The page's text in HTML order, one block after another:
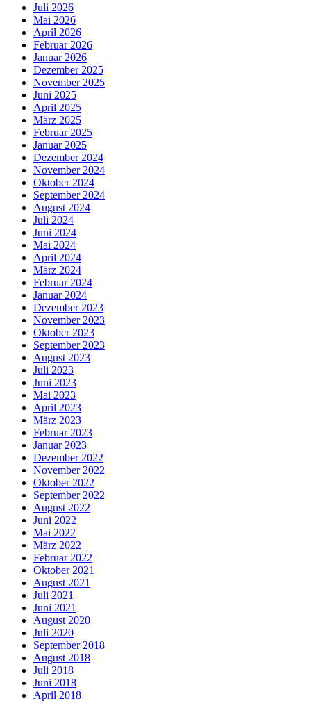
Juli 2026
Mai 2026
April 2026
Februar 2026
Januar 2026
Dezember 2025
November 2025
Juni 2025
April 2025
März 2025
Februar 2025
Januar 2025
Dezember 2024
November 2024
Oktober 2024
September 2024
August 2024
Juli 2024
Juni 2024
Mai 2024
April 2024
März 2024
Februar 2024
Januar 2024
Dezember 2023
November 2023
Oktober 2023
September 2023
August 2023
Juli 2023
Juni 2023
Mai 2023
April 2023
März 2023
Februar 2023
Januar 2023
Dezember 2022
November 2022
Oktober 2022
September 2022
August 2022
Juni 2022
Mai 2022
März 2022
Februar 2022
Oktober 2021
August 2021
Juli 2021
Juni 2021
August 2020
Juli 2020
September 2018
August 2018
Juli 2018
Juni 2018
April 2018